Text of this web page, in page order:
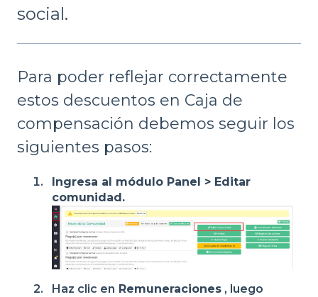
social.
Para poder reflejar correctamente
estos descuentos en Caja de
compensación debemos seguir los
siguientes pasos:
Ingresa al módulo Panel > Editar
comunidad.
Haz clic en Remuneraciones , luego